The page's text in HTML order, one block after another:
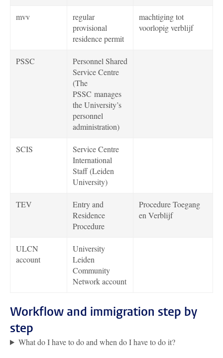
mvv
regular
provisional
residence permit
machtiging tot
voorlopig verblijf
PSSC
Personnel Shared
Service Centre
(The
PSSC manages
the University’s
personnel
administration)
SCIS
Service Centre
International
Staff (Leiden
University)
TEV
Entry and
Residence
Procedure
Procedure Toegang
en Verblijf
ULCN
account
University
Leiden
Community
Network account
Workflow and immigration step by
step
What do I have to do and when do I have to do it?